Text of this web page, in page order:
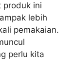
produk ini
lebih
pemakaian.
perlu kita